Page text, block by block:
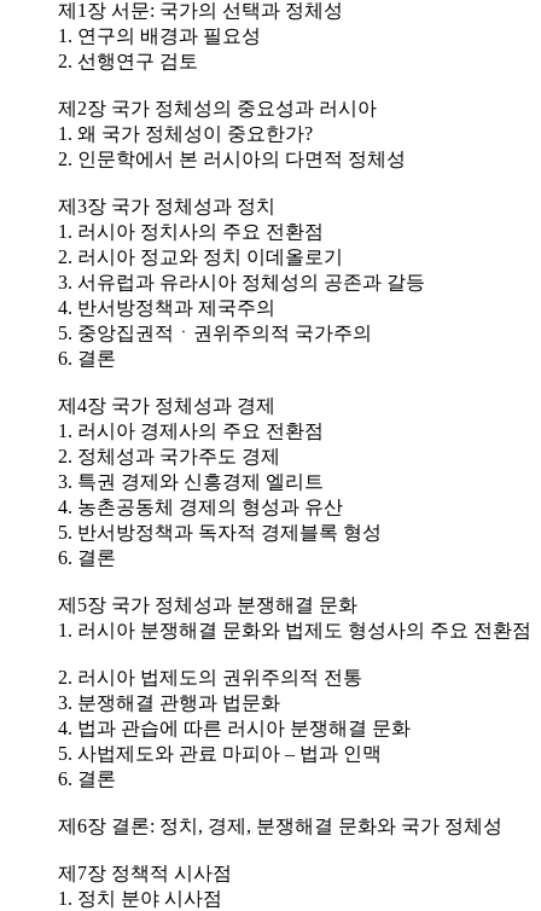
제1장 서문: 국가의 선택과 정체성
1. 연구의 배경과 필요성
2. 선행연구 검토
제2장 국가 정체성의 중요성과 러시아
1. 왜 국가 정체성이 중요한가?
2. 인문학에서 본 러시아의 다면적 정체성
제3장 국가 정체성과 정치
1. 러시아 정치사의 주요 전환점
2. 러시아 정교와 정치 이데올로기
3. 서유럽과 유라시아 정체성의 공존과 갈등
4. 반서방정책과 제국주의
5. 중앙집권적ㆍ권위주의적 국가주의
6. 결론
제4장 국가 정체성과 경제
1. 러시아 경제사의 주요 전환점
2. 정체성과 국가주도 경제
3. 특권 경제와 신흥경제 엘리트
4. 농촌공동체 경제의 형성과 유산
5. 반서방정책과 독자적 경제블록 형성
6. 결론
제5장 국가 정체성과 분쟁해결 문화
1. 러시아 분쟁해결 문화와 법제도 형성사의 주요 전환점
2. 러시아 법제도의 권위주의적 전통
3. 분쟁해결 관행과 법문화
4. 법과 관습에 따른 러시아 분쟁해결 문화
5. 사법제도와 관료 마피아 – 법과 인맥
6. 결론
제6장 결론: 정치, 경제, 분쟁해결 문화와 국가 정체성
제7장 정책적 시사점
1. 정치 분야 시사점